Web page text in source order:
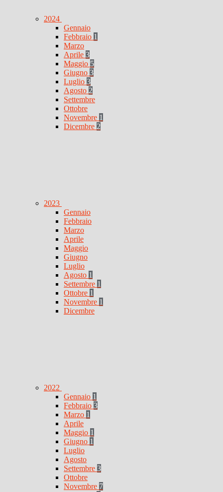
2024
Gennaio
Febbraio 1
Marzo
Aprile 3
Maggio 5
Giugno 3
Luglio 3
Agosto 2
Settembre
Ottobre
Novembre 1
Dicembre 2
2023
Gennaio
Febbraio
Marzo
Aprile
Maggio
Giugno
Luglio
Agosto 1
Settembre 1
Ottobre 1
Novembre 1
Dicembre
2022
Gennaio 1
Febbraio 3
Marzo 1
Aprile
Maggio 1
Giugno 1
Luglio
Agosto
Settembre 3
Ottobre
Novembre 7